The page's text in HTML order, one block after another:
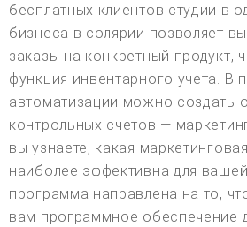
бесплатных клиентов студии в
бизнеса в солярии позволяет
заказы на конкретный продукт,
функция инвентарного учета. В
автоматизации можно создать
контрольных счетов —
вы узнаете, какая
наиболее эффективна для
программа направлена на то,
вам программное обеспечение